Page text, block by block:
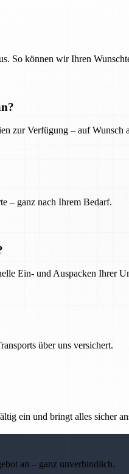
So können wir Ihren
zur Verfügung – auf Wunsch
– ganz nach Ihrem Bedarf.
Ein- und Auspacken Ihrer
über uns versichert.
ein und bringt alles sicher
an – ganz unverbindlich.